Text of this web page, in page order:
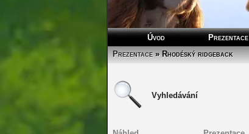
Úvod Prezentace
Prezentace» Rhodéský ridgeback
Vyhledávání